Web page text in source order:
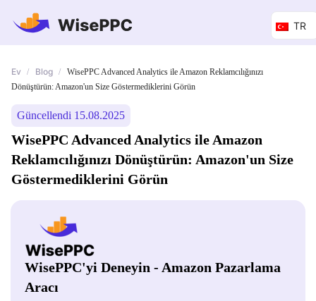
TR
Ev / Blog /
WisePPC Advanced Analytics ile Amazon Reklamcılığınızı
Dönüştürün: Amazon'un Size Göstermediklerini Görün
Güncellendi 15.08.2025
WisePPC Advanced Analytics ile Amazon
Reklamcılığınızı Dönüştürün: Amazon'un Size
Göstermediklerini Görün
WisePPC'yi Deneyin - Amazon Pazarlama
Aracı